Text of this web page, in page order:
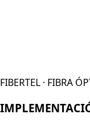
FIBERTEL · FIBRA